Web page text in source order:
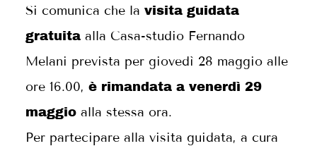
Si comunica che la visita guidata
gratuita alla Casa-studio Fernando
Melani prevista per giovedì 28 maggio alle
ore 16.00, è rimandata a venerdì 29
maggio alla stessa ora.
Per partecipare alla visita guidata, a cura